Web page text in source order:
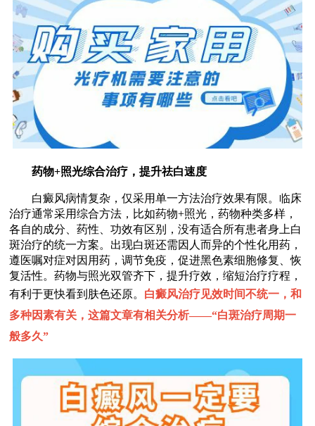
药物+照光综合治疗，提升祛白速度
白癜风病情复杂，仅采用单一方法治疗效果有限。临床
治疗通常采用综合方法，比如药物+照光，药物种类多样，
各自的成分、药性、功效有区别，没有适合所有患者身上白
斑治疗的统一方案。出现白斑还需因人而异的个性化用药，
遵医嘱对症对因用药，调节免疫，促进黑色素细胞修复、恢
复活性。药物与照光双管齐下，提升疗效，缩短治疗疗程，
有利于更快看到肤色还原。 白癜风治疗见效时间不统一，和
多种因素有关，这篇文章有相关分析——“白斑治疗周期一
般多久”